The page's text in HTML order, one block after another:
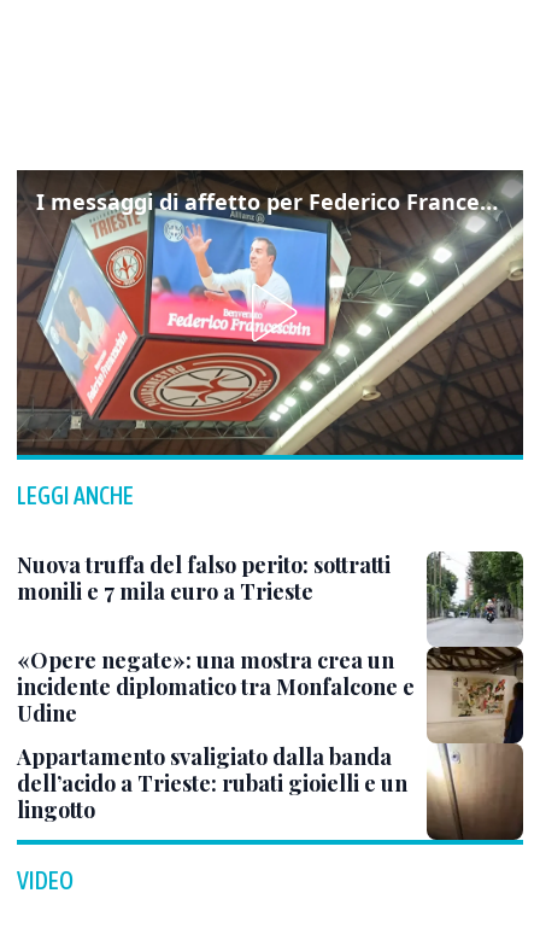
I messaggi di affetto per Federico Franceschin: così il mondo del basket gli è stato accanto fino all’ultimo
LEGGI ANCHE
Nuova truffa del falso perito: sottratti
monili e 7 mila euro a Trieste
«Opere negate»: una mostra crea un
incidente diplomatico tra Monfalcone e
Udine
Appartamento svaligiato dalla banda
dell’acido a Trieste: rubati gioielli e un
lingotto
VIDEO